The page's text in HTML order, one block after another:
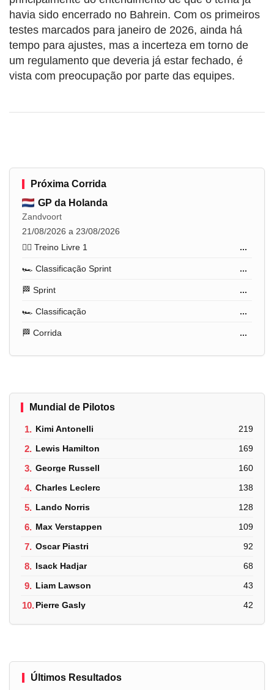
havia sido encerrado no Bahrein. Com os primeiros
testes marcados para janeiro de 2026, ainda há
tempo para ajustes, mas a incerteza em torno de
um regulamento que deveria já estar fechado, é
vista com preocupação por parte das equipes.
Próxima Corrida
GP da Holanda
Zandvoort
21/08/2026 a 23/08/2026
🏋️‍♂️ Treino Livre 1
...
🏎️ Classificação Sprint ...
🏁 Sprint ...
🏎️ Classificação ...
🏁 Corrida ...
Mundial de Pilotos
1. Kimi Antonelli 219
2. Lewis Hamilton 169
3. George Russell 160
4. Charles Leclerc 138
5. Lando Norris 128
6. Max Verstappen 109
7. Oscar Piastri 92
8. Isack Hadjar 68
9. Liam Lawson 43
10.Pierre Gasly 42
Últimos Resultados